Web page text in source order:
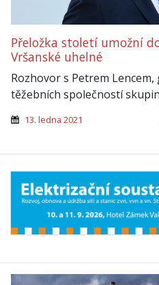
Přeložka století umožní
Vršanské uhelné
Rozhovor s Petrem
těžebních společností
13. ledna 2021